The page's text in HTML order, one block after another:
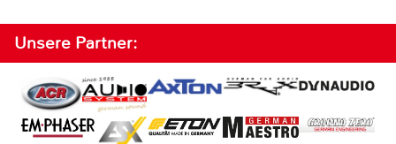
Unsere Partner: